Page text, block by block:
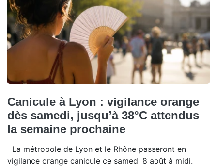
Canicule à Lyon : vigilance orange
dès samedi, jusqu’à 38°C attendus
la semaine prochaine
La métropole de Lyon et le Rhône passeront en
vigilance orange canicule ce samedi 8 août à midi.